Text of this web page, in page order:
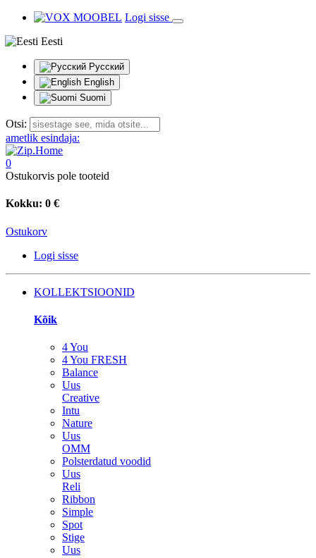
Logi sisse
Eesti
Русский
English
Suomi
Otsi:
ametlik esindaja:
0
Ostukorvis pole tooteid
Kokku: 0 €
Ostukorv
Logi sisse
KOLLEKTSIOONID
Kõik
4 You
4 You FRESH
Balance
Uus
Creative
Intu
Nature
Uus
OMM
Polsterdatud voodid
Uus
Reli
Ribbon
Simple
Spot
Stige
Uus